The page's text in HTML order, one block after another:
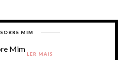
SOBRE MIM
LER MAIS